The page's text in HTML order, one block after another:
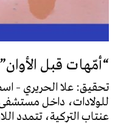
“أمّهات قبل الأوان”
تحقيق: علا الحريري –
للولادات، داخل
عنتاب التركية، تتمدد